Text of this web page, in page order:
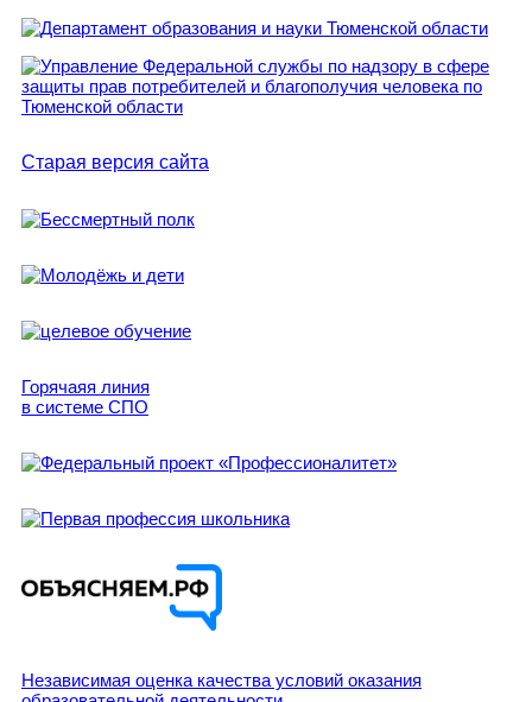
Старая версия сайта
Горячаяя линия
в системе СПО
Независимая оценка качества условий оказания